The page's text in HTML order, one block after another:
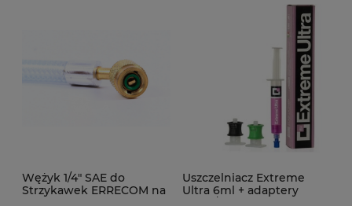
Wężyk 1/4" SAE do
Strzykawek ERRECOM na
Uszczelniacz Extreme
Ultra 6ml + adaptery